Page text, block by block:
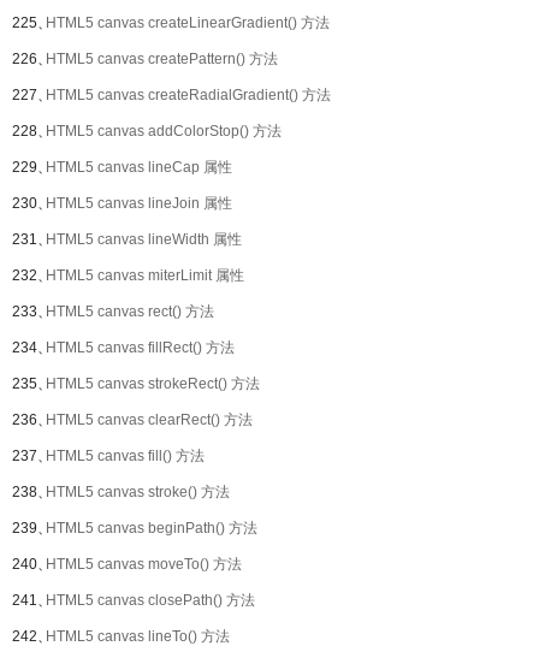
225、HTML5 canvas createLinearGradient() 方法
226、HTML5 canvas createPattern() 方法
227、HTML5 canvas createRadialGradient() 方法
228、HTML5 canvas addColorStop() 方法
229、HTML5 canvas lineCap 属性
230、HTML5 canvas lineJoin 属性
231、HTML5 canvas lineWidth 属性
232、HTML5 canvas miterLimit 属性
233、HTML5 canvas rect() 方法
234、HTML5 canvas fillRect() 方法
235、HTML5 canvas strokeRect() 方法
236、HTML5 canvas clearRect() 方法
237、HTML5 canvas fill() 方法
238、HTML5 canvas stroke() 方法
239、HTML5 canvas beginPath() 方法
240、HTML5 canvas moveTo() 方法
241、HTML5 canvas closePath() 方法
242、HTML5 canvas lineTo() 方法